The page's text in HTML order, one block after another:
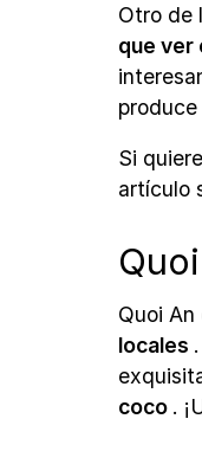
Otro de
que ver
Si
artículo
Quoi
locales
coco .